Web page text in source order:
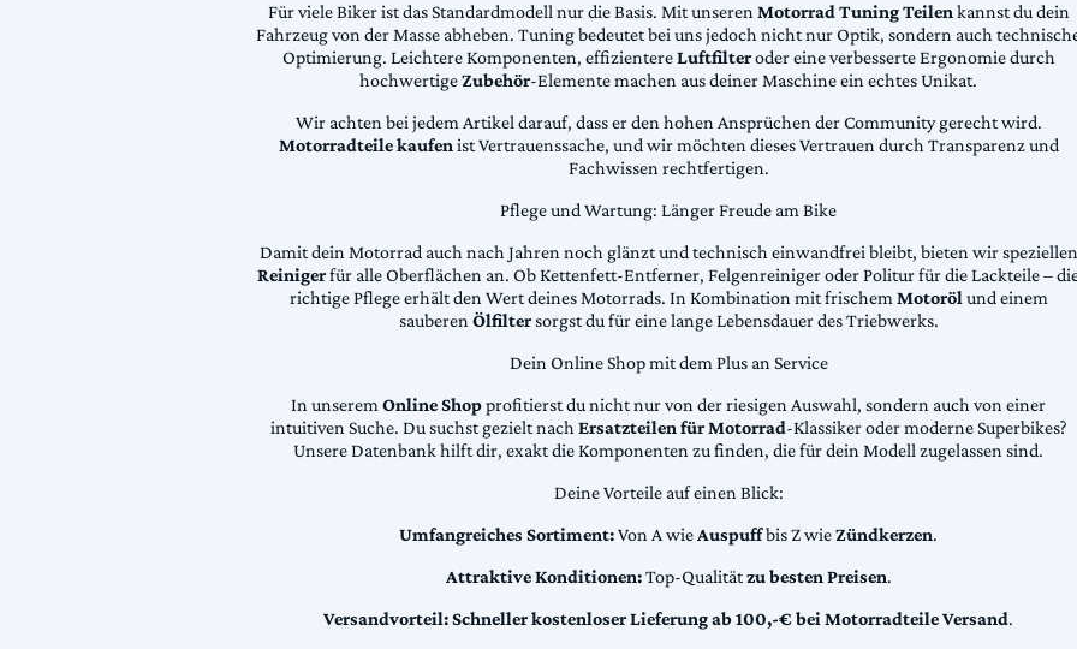
Für viele Biker ist das Standardmodell nur die Basis. Mit unserenMotorrad Tuning Teilenkannst du dein
Fahrzeug von der Masse abheben. Tuning bedeutet bei uns jedoch nicht nur Optik, sondern auch
Optimierung. Leichtere Komponenten, effizientereLuftfilteroder eine verbesserte Ergonomie durch
hochwertigeZubehör-Elemente machen aus deiner Maschine ein echtes Unikat.
Wir achten bei jedem Artikel darauf, dass er den hohen Ansprüchen der Community gerecht wird.
Motorradteile kaufenist Vertrauenssache, und wir möchten dieses Vertrauen durch Transparenz und
Fachwissen rechtfertigen.
Pflege und Wartung: Länger Freude am Bike
Damit dein Motorrad auch nach Jahren noch glänzt und technisch einwandfrei bleibt, bieten wir speziellen
Reinigerfür alle Oberflächen an. Ob Kettenfett-Entferner, Felgenreiniger oder Politur für die Lackteile –
richtige Pflege erhält den Wert deines Motorrads. In Kombination mit frischemMotorölund einem
sauberenÖlfiltersorgst du für eine lange Lebensdauer des Triebwerks.
Dein Online Shop mit dem Plus an Service
In unseremOnline Shopprofitierst du nicht nur von der riesigen Auswahl, sondern auch von einer
intuitiven Suche. Du suchst gezielt nachErsatzteilen für Motorrad-Klassiker oder moderne Superbikes?
Unsere Datenbank hilft dir, exakt die Komponenten zu finden, die für dein Modell zugelassen sind.
Deine Vorteile auf einen Blick:
Umfangreiches Sortiment:Von A wieAuspuffbis Z wieZündkerzen.
Attraktive Konditionen:Top-Qualitätzu besten Preisen.
Versandvorteil:Schneller kostenloser Lieferung ab 100,-€ bei Motorradteile Versand.